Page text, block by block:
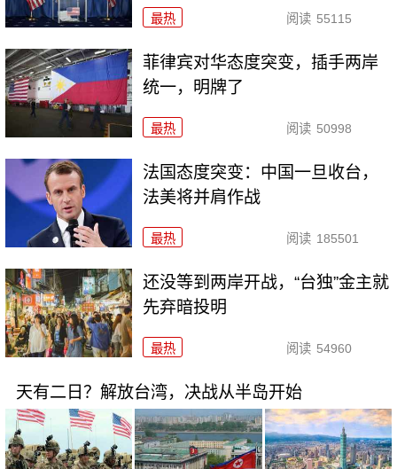
最热 阅读 55115
菲律宾对华态度突变，插手两岸
统一，明牌了
最热 阅读 50998
法国态度突变：中国一旦收台，
法美将并肩作战
最热 阅读 185501
还没等到两岸开战，“台独”金主就
先弃暗投明
最热 阅读 54960
天有二日？解放台湾，决战从半岛开始